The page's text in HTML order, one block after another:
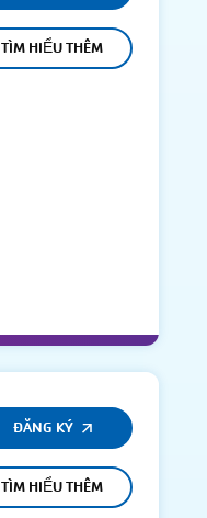
TÌM HIỂU THÊM
ĐĂNG KÝ
TÌM HIỂU THÊM